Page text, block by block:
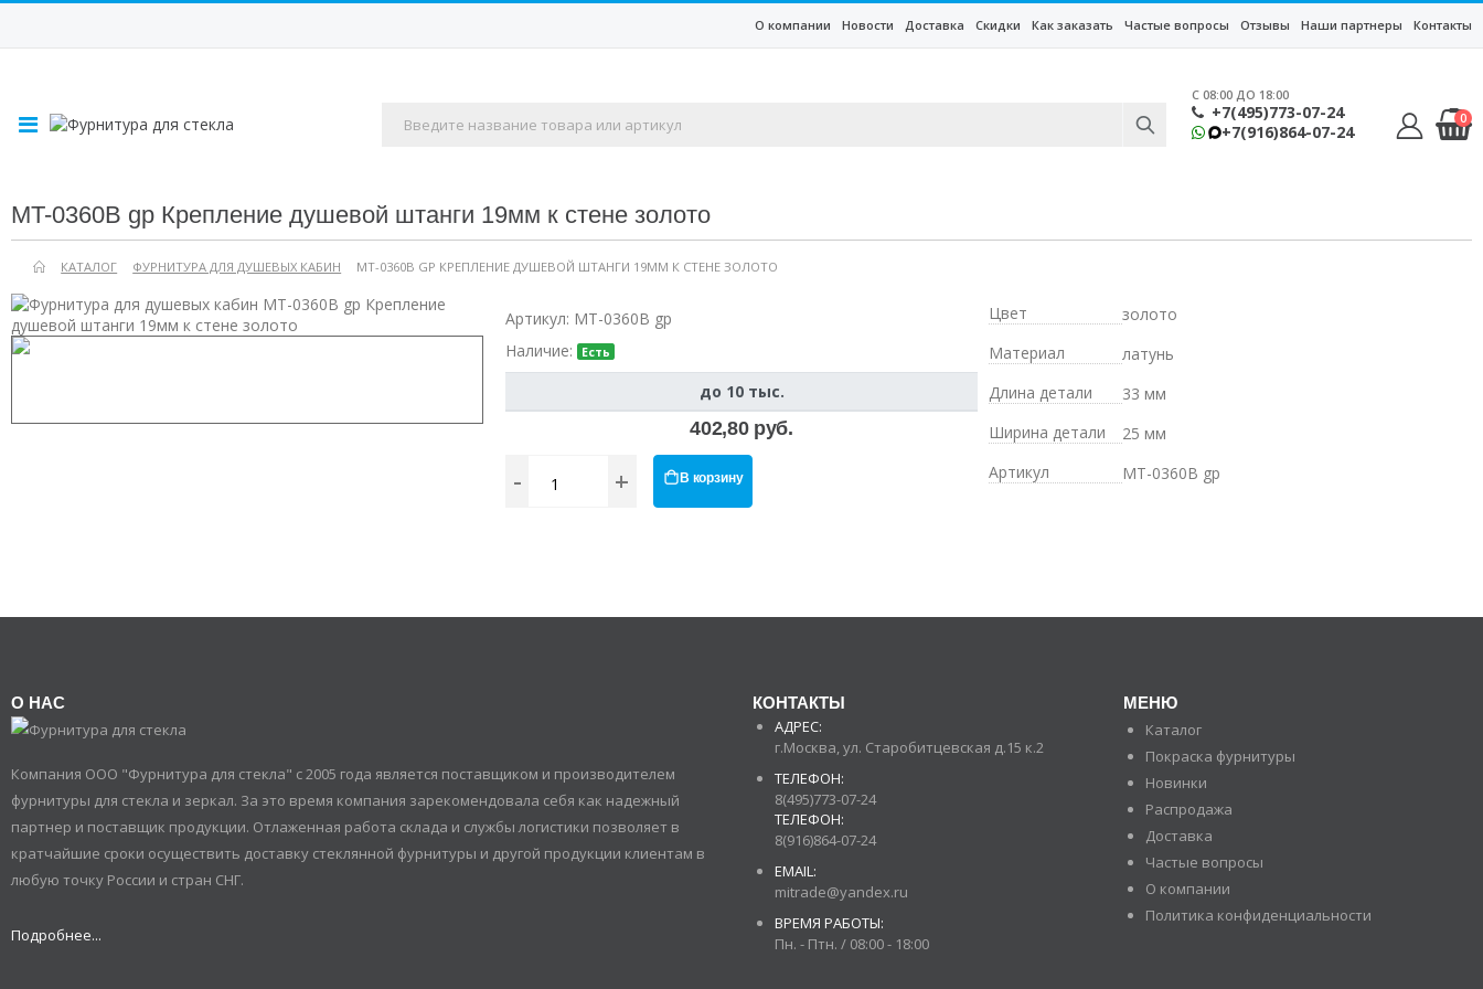
О компании Новости Доставка Скидки Как заказать Частые вопросы Отзывы Наши партнеры Контакты
C 08:00 ДО 18:00
+7(495)773-07-24
+7(916)864-07-24
0
MT-0360B gp Крепление душевой штанги 19мм к стене золото
КАТАЛОГ ФУРНИТУРА ДЛЯ ДУШЕВЫХ КАБИН MT-0360B GP КРЕПЛЕНИЕ ДУШЕВОЙ ШТАНГИ 19ММ К СТЕНЕ ЗОЛОТО
Артикул: MT-0360B gp
Наличие:
Есть
до 10 тыс.
402,80 руб.
- + В корзину
Цвет
золото
Материал
латунь
Длина детали
33 мм
Ширина детали
25 мм
Артикул
MT-0360B gp
О НАС
Компания ООО "Фурнитура для стекла" с 2005 года является поставщиком и производителем
фурнитуры для стекла и зеркал. За это время компания зарекомендовала себя как надежный
партнер и поставщик продукции. Отлаженная работа склада и службы логистики позволяет в
кратчайшие сроки осуществить доставку стеклянной фурнитуры и другой продукции клиентам в
любую точку России и стран СНГ.
Подробнее...
КОНТАКТЫ
АДРЕС:
г.Москва, ул. Старобитцевская д.15 к.2
ТЕЛЕФОН:
8(495)773-07-24
ТЕЛЕФОН:
8(916)864-07-24
EMAIL:
mitrade@yandex.ru
ВРЕМЯ РАБОТЫ:
Пн. - Птн. / 08:00 - 18:00
МЕНЮ
Каталог
Покраска фурнитуры
Новинки
Распродажа
Доставка
Частые вопросы
О компании
Политика конфиденциальности